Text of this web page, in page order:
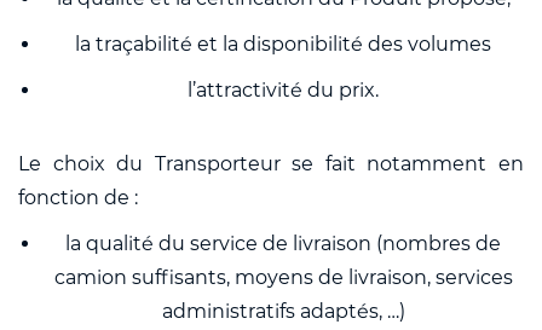
la traçabilité et la disponibilité des volumes
l’attractivité du prix.
Le choix du Transporteur se fait notamment en
fonction de :
la qualité du service de livraison (nombres de
camion suffisants, moyens de livraison, services
administratifs adaptés, …)